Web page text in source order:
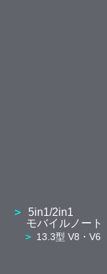
5in1/2in1
モバイルノート
13.3型 V8・V6